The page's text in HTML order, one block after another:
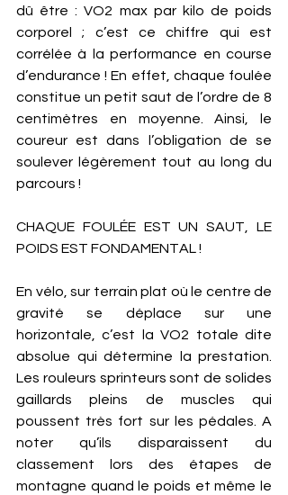
dû être : VO2 max par kilo de poids
corporel ; c’est ce chiffre qui est
corrélée à la performance en course
d’endurance ! En effet, chaque foulée
constitue un petit saut de l’ordre de 8
centimètres en moyenne. Ainsi, le
coureur est dans l’obligation de se
soulever légèrement tout au long du
parcours !
CHAQUE FOULÉE EST UN SAUT, LE
POIDS EST FONDAMENTAL !
En vélo, sur terrain plat où le centre de
gravité se déplace sur une
horizontale, c’est la VO2 totale dite
absolue qui détermine la prestation.
Les rouleurs sprinteurs sont de solides
gaillards pleins de muscles qui
poussent très fort sur les pédales. A
noter qu’ils disparaissent du
classement lors des étapes de
montagne quand le poids et même le